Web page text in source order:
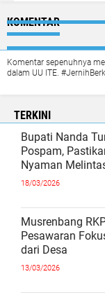
KOMENTAR
Komentar sepenuhnya
dalam UU ITE.
TERKINI
Bupati Nanda
Pospam,
Nyaman
18/03/2026
Musrenbang
Pesawaran
dari Desa
13/03/2026